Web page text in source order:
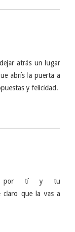
atrás un lugar
abrís la puerta a
y felicidad.
por tí y tu
claro que la vas a